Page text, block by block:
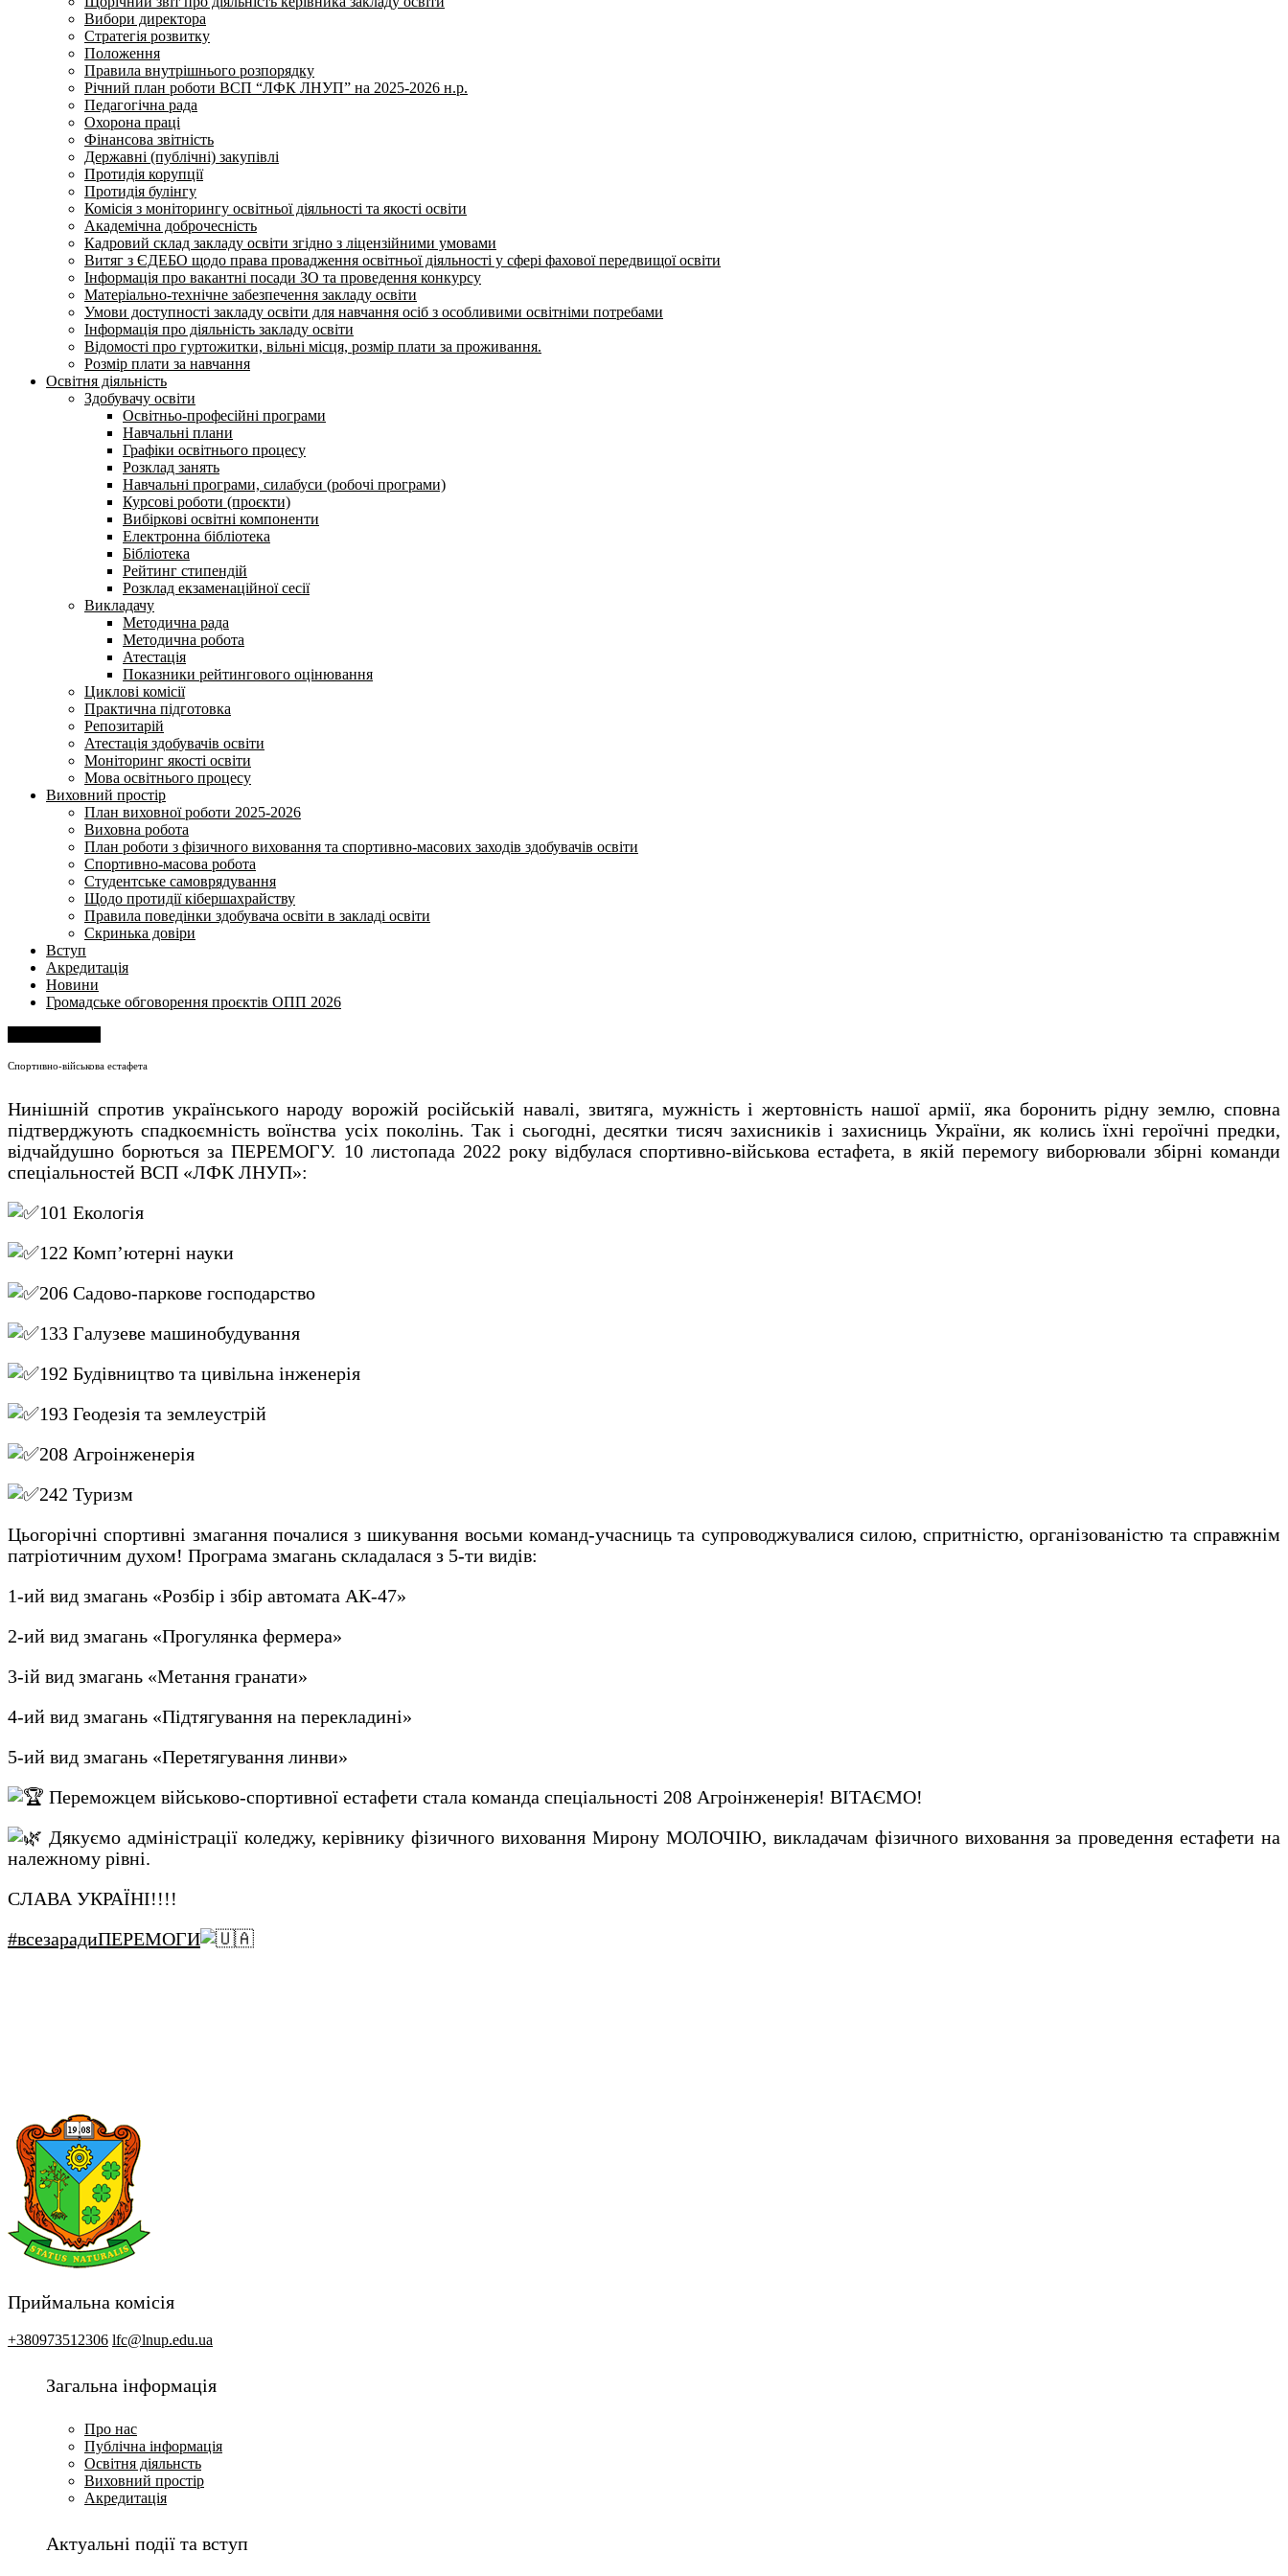
Вибори директора
Стратегія розвитку
Положення
Правила внутрішнього розпорядку
Річний план роботи ВСП “ЛФК ЛНУП” на 2025-2026 н.р.
Педагогічна рада
Охорона праці
Фінансова звітність
Державні (публічні) закупівлі
Протидія корупції
Протидія булінгу
Комісія з моніторингу освітньої діяльності та якості освіти
Академічна доброчесність
Кадровий склад закладу освіти згідно з ліцензійними умовами
Витяг з ЄДЕБО щодо права провадження освітньої діяльності у сфері фахової передвищої освіти
Інформація про вакантні посади ЗО та проведення конкурсу
Матеріально-технічне забезпечення закладу освіти
Умови доступності закладу освіти для навчання осіб з особливими освітніми потребами
Інформація про діяльність закладу освіти
Відомості про гуртожитки, вільні місця, розмір плати за проживання.
Розмір плати за навчання
Освітня діяльність
Здобувачу освіти
Освітньо-професійні програми
Навчальні плани
Графіки освітнього процесу
Розклад занять
Навчальні програми, силабуси (робочі програми)
Курсові роботи (проєкти)
Вибіркові освітні компоненти
Електронна бібліотека
Бібліотека
Рейтинг стипендій
Розклад екзаменаційної сесії
Викладачу
Методична рада
Методична робота
Атестація
Показники рейтингового оцінювання
Циклові комісії
Практична підготовка
Репозитарій
Атестація здобувачів освіти
Моніторинг якості освіти
Мова освітнього процесу
Виховний простір
План виховної роботи 2025-2026
Виховна робота
План роботи з фізичного виховання та спортивно-масових заходів здобувачів освіти
Спортивно-масова робота
Студентське самоврядування
Щодо протидії кібершахрайству
Правила поведінки здобувача освіти в закладі освіти
Скринька довіри
Вступ
Акредитація
Новини
Громадське обговорення проєктів ОПП 2026
Спортивно-військова естафета
Нинішній спротив українського народу ворожій російській навалі, звитяга, мужність і жертовність нашої армії, яка боронить рідну землю, сповна
підтверджують спадкоємність воїнства усіх поколінь. Так і сьогодні, десятки тисяч захисників і захисниць України, як колись їхні героїчні предки,
відчайдушно борються за ПЕРЕМОГУ. 10 листопада 2022 року відбулася спортивно-військова естафета, в якій перемогу виборювали збірні команди
спеціальностей ВСП «ЛФК ЛНУП»:
101 Екологія
122 Комп’ютерні науки
206 Садово-паркове господарство
133 Галузеве машинобудування
192 Будівництво та цивільна інженерія
193 Геодезія та землеустрій
208 Агроінженерія
242 Туризм
Цьогорічні спортивні змагання почалися з шикування восьми команд-учасниць та супроводжувалися силою, спритністю, організованістю та справжнім
патріотичним духом! Програма змагань складалася з 5-ти видів:
1-ий вид змагань «Розбір і збір автомата АК-47»
2-ий вид змагань «Прогулянка фермера»
3-ій вид змагань «Метання гранати»
4-ий вид змагань «Підтягування на перекладині»
5-ий вид змагань «Перетягування линви»
Переможцем військово-спортивної естафети стала команда спеціальності 208 Агроінженерія! ВІТАЄМО!
Дякуємо адміністрації коледжу, керівнику фізичного виховання Мирону МОЛОЧІЮ, викладачам фізичного виховання за проведення естафети на
належному рівні.
СЛАВА УКРАЇНІ!!!!
#всезарадиПЕРЕМОГИ
Приймальна комісія
+380973512306 lfc@lnup.edu.ua
Загальна інформація
Про нас
Публічна інформація
Освітня діяльнсть
Виховний простір
Акредитація
Актуальні події та вступ